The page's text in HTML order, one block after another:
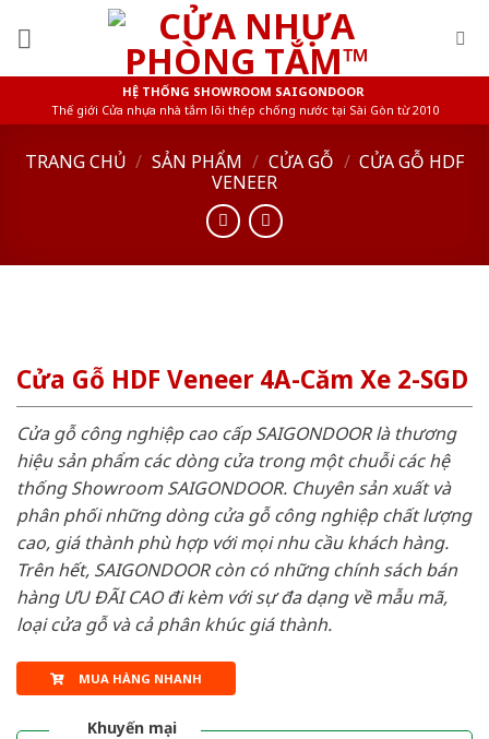
HỆ THỐNG SHOWROOM SAIGONDOOR
Thế giới Cửa nhựa nhà tắm lõi thép chống nước tại Sài Gòn từ 2010
TRANG CHỦ / SẢN PHẨM / CỬA GỖ / CỬA GỖ HDF
VENEER
Cửa Gỗ HDF Veneer 4A-Căm Xe 2-SGD
Cửa gỗ công nghiệp cao cấp SAIGONDOOR là thương
hiệu sản phẩm các dòng cửa trong một chuỗi các hệ
thống Showroom SAIGONDOOR. Chuyên sản xuất và
phân phối những dòng cửa gỗ công nghiệp chất lượng
cao, giá thành phù hợp với mọi nhu cầu khách hàng.
Trên hết, SAIGONDOOR còn có những chính sách bán
hàng ƯU ĐÃI CAO đi kèm với sự đa dạng về mẫu mã,
loại cửa gỗ và cả phân khúc giá thành.
MUA HÀNG NHANH
Khuyến mại